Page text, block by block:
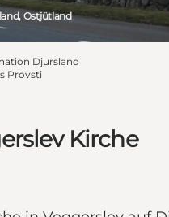
Kirche
Ostjütland
Djursland
Provsti